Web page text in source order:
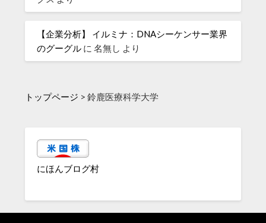
【企業分析】 イルミナ：DNAシーケンサー業界
のグーグル に名無し より
トップページ >鈴鹿医療科学大学
にほんブログ村